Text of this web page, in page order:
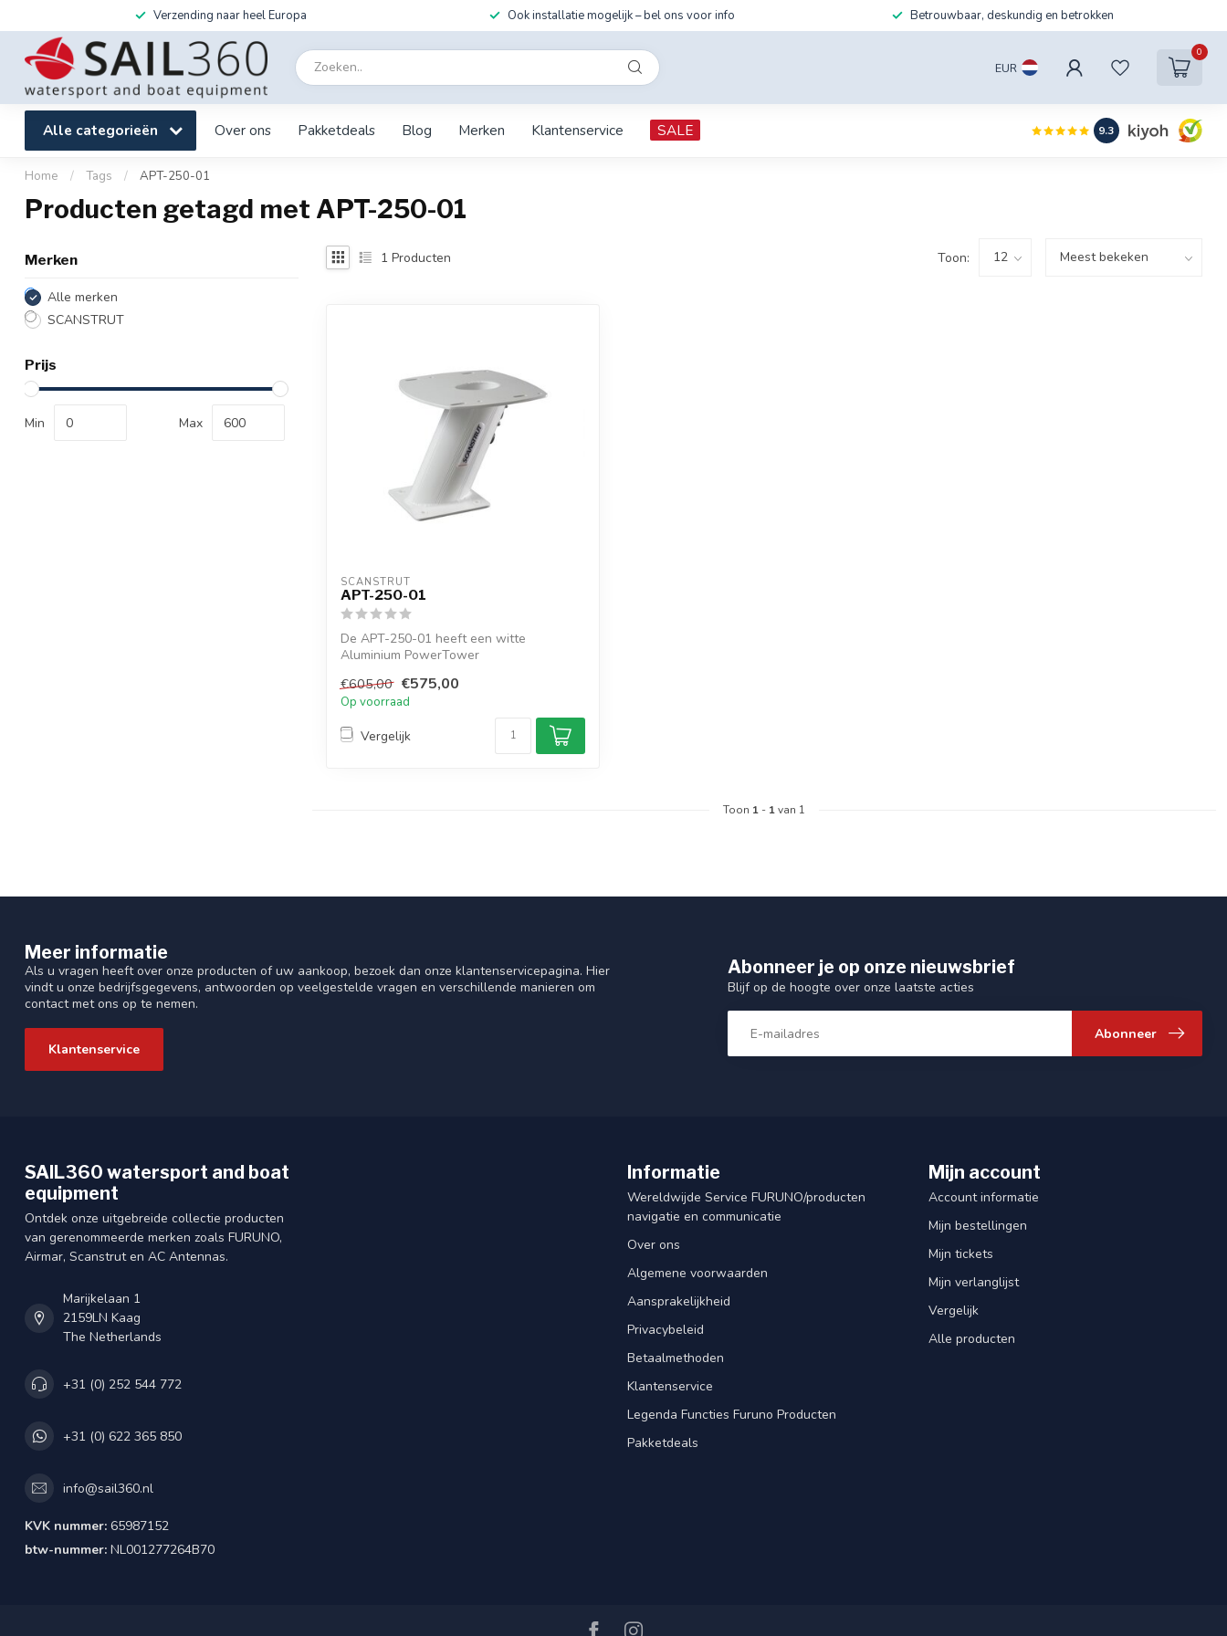
Verzending naar heel Europa Ook installatie mogelijk – bel ons voor info Betrouwbaar, deskundig en betrokken
EUR
0
Alle categorieën Over ons Pakketdeals Blog Merken Klantenservice SALE 9.3
Home / Tags / APT-250-01
Producten getagd met APT-250-01
Merken
Alle merken
SCANSTRUT
Prijs
Min Max
1 Producten Toon:
SCANSTRUT
APT-250-01
De APT-250-01 heeft een witte
Aluminium PowerTower
€605,00 €575,00
Op voorraad
Vergelijk
Toon 1 - 1van 1
Meer informatie
Als u vragen heeft over onze producten of uw aankoop, bezoek dan onze klantenservicepagina. Hier
vindt u onze bedrijfsgegevens, antwoorden op veelgestelde vragen en verschillende manieren om
contact met ons op te nemen.
Klantenservice
Abonneer je op onze nieuwsbrief
Blijf op de hoogte over onze laatste acties
Abonneer
SAIL360 watersport and boat
equipment
Ontdek onze uitgebreide collectie producten
van gerenommeerde merken zoals FURUNO,
Airmar, Scanstrut en AC Antennas.
Marijkelaan 1
2159LN Kaag
The Netherlands
+31 (0) 252 544 772
+31 (0) 622 365 850
info@sail360.nl
KVK nummer: 65987152
btw-nummer: NL001277264B70
Informatie
Wereldwijde Service FURUNO/producten
navigatie en communicatie
Over ons
Algemene voorwaarden
Aansprakelijkheid
Privacybeleid
Betaalmethoden
Klantenservice
Legenda Functies Furuno Producten
Pakketdeals
Mijn account
Account informatie
Mijn bestellingen
Mijn tickets
Mijn verlanglijst
Vergelijk
Alle producten